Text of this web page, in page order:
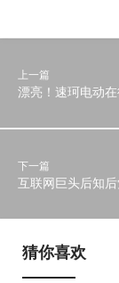
上一篇
漂亮！速珂电动
下一篇
互联网巨头后知
猜你喜欢